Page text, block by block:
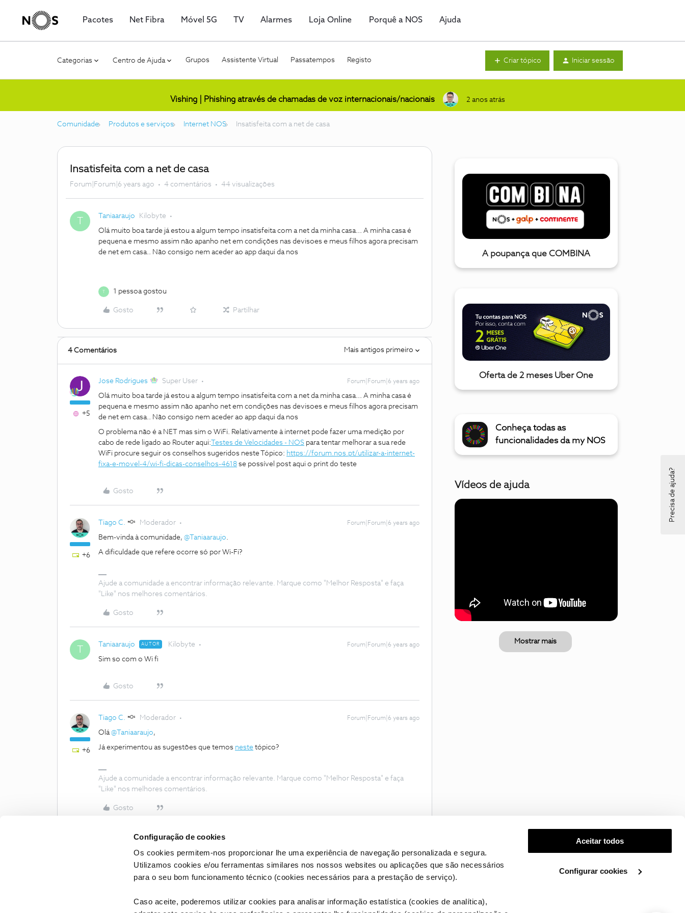
Configuração de cookies
Os cookies permitem-nos proporcionar lhe uma experiência de navegação personalizada e segura.
Utilizamos cookies e/ou ferramentas similares nos nossos websites ou aplicações que são necessários
para o seu bom funcionamento técnico (cookies necessários para a prestação de serviço).
Caso aceite, poderemos utilizar cookies para analisar informação estatística (cookies de analítica),
Aceitar todos
Configurar cookies
Pacotes Net Fibra Móvel 5G TV Alarmes Loja Online Porquê a NOS Ajuda
Categorias Centro de Ajuda Grupos Assistente Virtual Passatempos Registo Criar tópico Iniciar sessão
Vishing | Phishing através de chamadas de voz internacionais/nacionais 2 anos atrás
Comunidade Produtos e serviços Internet NOS Insatisfeita com a net de casa
Insatisfeita com a net de casa
Forum|Forum|6 years ago 4 comentários 44 visualizações
Taniaaraujo Kilobyte
Olá muito boa tarde já estou a algum tempo insatisfeita com a net da minha casa... A minha casa é
pequena e mesmo assim não apanho net em condições nas devisoes e meus filhos agora precisam
de net em casa.. Não consigo nem aceder ao app daqui da nos
T 1 pessoa gostou
Gosto Partilhar
4 Comentários Mais antigos primeiro
+5
Jose Rodrigues Super User Forum|Forum|6 years ago
Olá muito boa tarde já estou a algum tempo insatisfeita com a net da minha casa... A minha casa é
pequena e mesmo assim não apanho net em condições nas devisoes e meus filhos agora precisam
de net em casa.. Não consigo nem aceder ao app daqui da nos
O problema não é a NET mas sim o WiFi. Relativamente à internet pode fazer uma medição por
cabo de rede ligado ao Router aqui: Testes de Velocidades - NOS para tentar melhorar a sua rede
WiFi procure seguir os conselhos sugeridos neste Tópico: https://forum.nos.pt/utilizar-a-internet-
fixa-e-movel-4/wi-fi-dicas-conselhos-4618 se possível post aqui o print do teste
Gosto
+6
Tiago C. Moderador Forum|Forum|6 years ago
Bem-vinda à comunidade, @Taniaaraujo.
A dificuldade que refere ocorre só por Wi-Fi?
Ajude a comunidade a encontrar informação relevante. Marque como "Melhor Resposta" e faça
"Like" nos melhores comentários.
Gosto
Taniaaraujo AUTOR Kilobyte Forum|Forum|6 years ago
Sim so com o Wi fi
Gosto
+6
Tiago C. Moderador Forum|Forum|6 years ago
Olá@Taniaaraujo,
Já experimentou as sugestões que temos neste tópico?
Ajude a comunidade a encontrar informação relevante. Marque como "Melhor Resposta" e faça
"Like" nos melhores comentários.
Gosto
A poupança que COMBINA
Oferta de 2 meses Uber One
Conheça todas as
funcionalidades da my NOS
Vídeos de ajuda
Mostrar mais
Precisa de ajuda?